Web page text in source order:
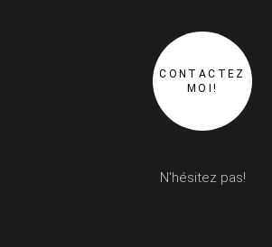
CONTACTEZ
MOI!
N'hésitez pas!